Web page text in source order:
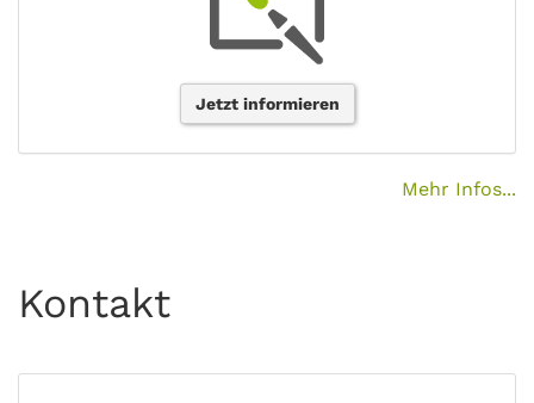
Jetzt informieren
Mehr Infos...
Kontakt